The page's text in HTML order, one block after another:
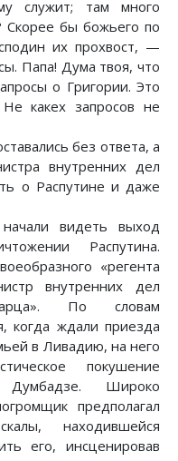
служит; там много
бы божьего по
их прохвост, —
Папа! Дума твоя, что
о Григории. Это
какех запросов не
без ответа, а
внутренних дел
о Распутине и даже
видеть выход
Распутина.
«регента
внутренних дел
По словам
когда ждали приезда
в Ливадию, на него
покушение
Думбадзе. Широко
предполагал
находившейся
его, инсценировав